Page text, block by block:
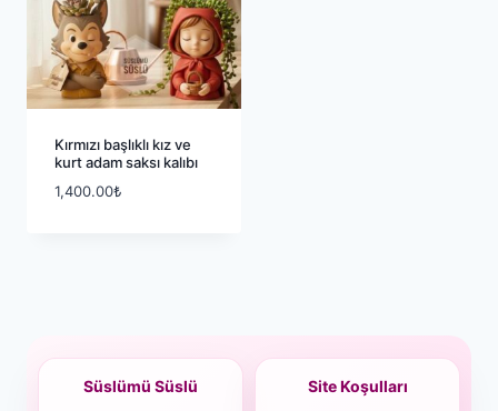
Kırmızı başlıklı kız ve
kurt adam saksı kalıbı
1,400.00₺
Süslümü Süslü Site Koşulları